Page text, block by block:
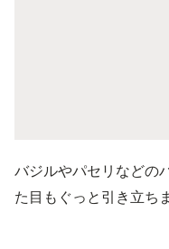
バジルやパセリなどの
た目もぐっと引き立ち